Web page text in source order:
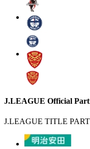
J.LEAGUE Official
J.LEAGUE TITLE